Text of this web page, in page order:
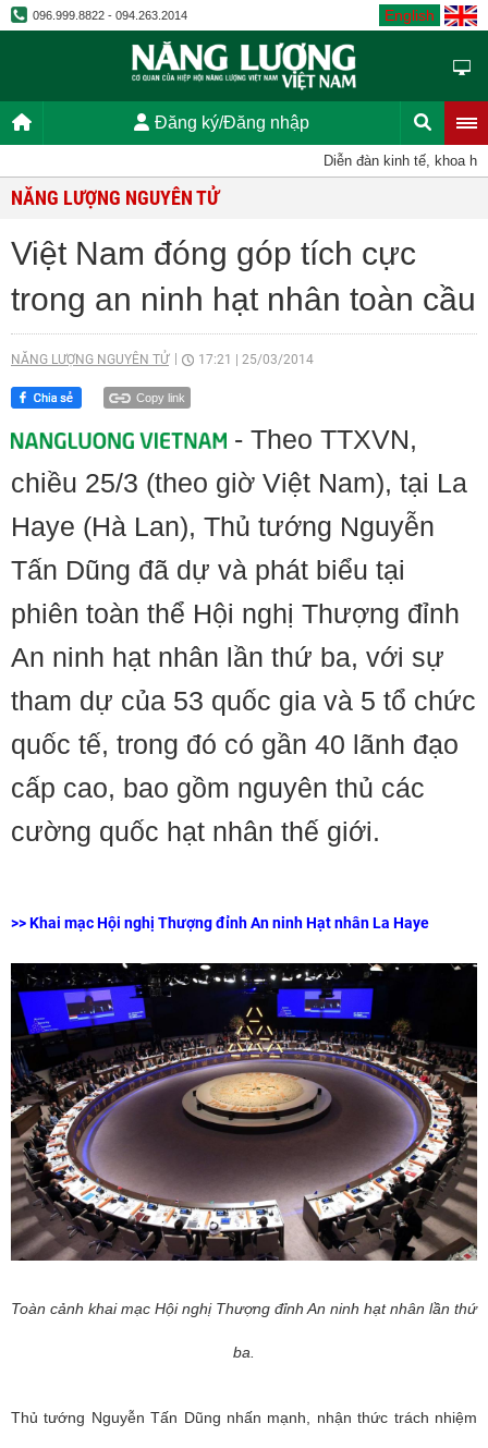
096.999.8822 - 094.263.2014 English
Đăng ký/Đăng nhập
Diễn đàn kinh tế, khoa
NĂNG LƯỢNG NGUYÊN TỬ
Việt Nam đóng góp tích cực
trong an ninh hạt nhân toàn cầu
NĂNG LƯỢNG NGUYÊN TỬ 17:21 25/03/2014
Copy link
- Theo TTXVN,
chiều 25/3 (theo giờ Việt Nam), tại La
Haye (Hà Lan), Thủ tướng Nguyễn
Tấn Dũng đã dự và phát biểu tại
phiên toàn thể Hội nghị Thượng đỉnh
An ninh hạt nhân lần thứ ba, với sự
tham dự của 53 quốc gia và 5 tổ chức
quốc tế, trong đó có gần 40 lãnh đạo
cấp cao, bao gồm nguyên thủ các
cường quốc hạt nhân thế giới.
>>Khai mạc Hội nghị Thượng đỉnh An ninh Hạt nhân La Haye
Toàn cảnh khai mạc Hội nghị Thượng đỉnh An ninh hạt nhân lần thứ
ba.
Thủ tướng Nguyễn Tấn Dũng nhấn mạnh, nhận thức trách nhiệm